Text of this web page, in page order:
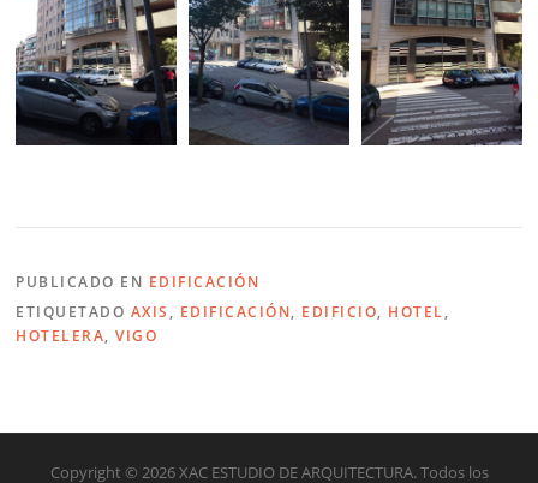
PUBLICADO EN EDIFICACIÓN
ETIQUETADO AXIS , EDIFICACIÓN, EDIFICIO, HOTEL,
HOTELERA,VIGO
Copyright © 2026 XAC ESTUDIO DE ARQUITECTURA. Todos los